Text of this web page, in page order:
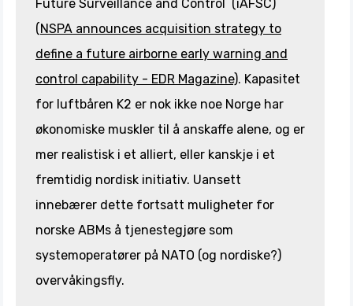
Future Surveillance and Control (iAFSC)
( NSPA announces acquisition strategy to
define a future airborne early warning and
control capability - EDR Magazine). Kapasitet
for luftbåren K2 er nok ikke noe Norge har
økonomiske muskler til å anskaffe alene, og er
mer realistisk i et alliert, eller kanskje i et
fremtidig nordisk initiativ. Uansett
innebærer dette fortsatt muligheter for
norske ABMs å tjenestegjøre som
systemoperatører på NATO (og nordiske?)
overvåkingsfly.